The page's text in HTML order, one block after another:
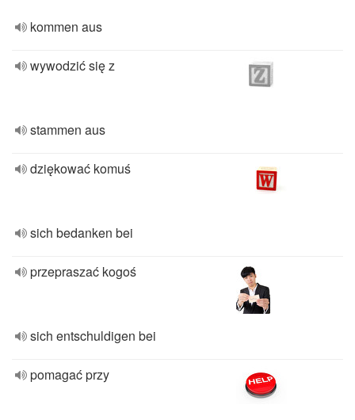
kommen aus
wywodzić się z
stammen aus
dziękować komuś
sich bedanken bei
przepraszać kogoś
sich entschuldigen bei
pomagać przy